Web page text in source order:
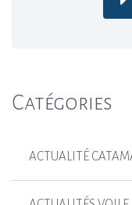
Catégories
ACTUALITÉ